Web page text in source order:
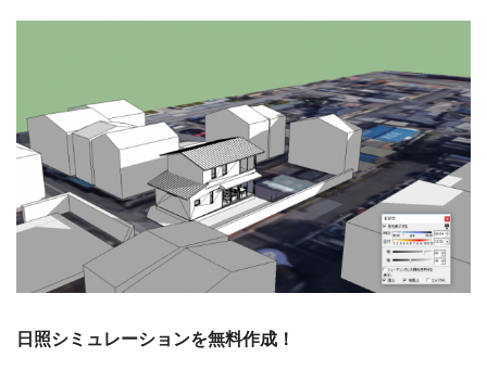
日照シミュレーションを無料作成！